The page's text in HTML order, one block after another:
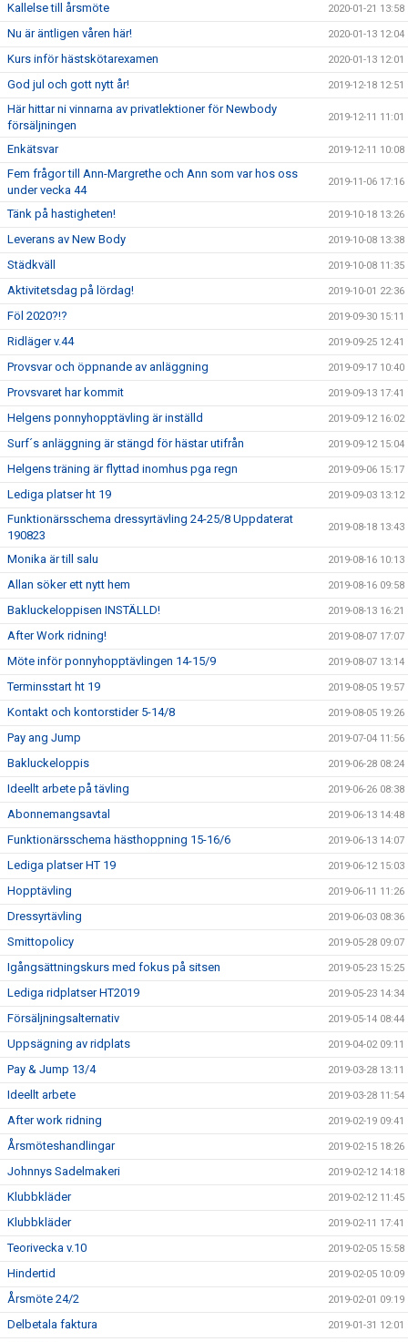
Kallelse till årsmöte 2020-01-21 13:58
Nu är äntligen våren här! 2020-01-13 12:04
Kurs inför hästskötarexamen 2020-01-13 12:01
God jul och gott nytt år! 2019-12-18 12:51
Här hittar ni vinnarna av privatlektioner för Newbody
försäljningen
2019-12-11 11:01
Enkätsvar 2019-12-11 10:08
Fem frågor till Ann-Margrethe och Ann som var hos oss
under vecka 44
2019-11-06 17:16
Tänk på hastigheten! 2019-10-18 13:26
Leverans av New Body 2019-10-08 13:38
Städkväll 2019-10-08 11:35
Aktivitetsdag på lördag! 2019-10-01 22:36
Föl 2020?!? 2019-09-30 15:11
Ridläger v.44 2019-09-25 12:41
Provsvar och öppnande av anläggning 2019-09-17 10:40
Provsvaret har kommit 2019-09-13 17:41
Helgens ponnyhopptävling är inställd 2019-09-12 16:02
Surf´s anläggning är stängd för hästar utifrån 2019-09-12 15:04
Helgens träning är flyttad inomhus pga regn 2019-09-06 15:17
Lediga platser ht 19 2019-09-03 13:12
Funktionärsschema dressyrtävling 24-25/8 Uppdaterat
190823
2019-08-18 13:43
Monika är till salu 2019-08-16 10:13
Allan söker ett nytt hem 2019-08-16 09:58
Bakluckeloppisen INSTÄLLD! 2019-08-13 16:21
After Work ridning! 2019-08-07 17:07
Möte inför ponnyhopptävlingen 14-15/9 2019-08-07 13:14
Terminsstart ht 19 2019-08-05 19:57
Kontakt och kontorstider 5-14/8 2019-08-05 19:26
Pay ang Jump 2019-07-04 11:56
Bakluckeloppis 2019-06-28 08:24
Ideellt arbete på tävling 2019-06-26 08:38
Abonnemangsavtal 2019-06-13 14:48
Funktionärsschema hästhoppning 15-16/6 2019-06-13 14:07
Lediga platser HT 19 2019-06-12 15:03
Hopptävling 2019-06-11 11:26
Dressyrtävling 2019-06-03 08:36
Smittopolicy 2019-05-28 09:07
Igångsättningskurs med fokus på sitsen 2019-05-23 15:25
Lediga ridplatser HT2019 2019-05-23 14:34
Försäljningsalternativ 2019-05-14 08:44
Uppsägning av ridplats 2019-04-02 09:11
Pay & Jump 13/4 2019-03-28 13:11
Ideellt arbete 2019-03-28 11:54
After work ridning 2019-02-19 09:41
Årsmöteshandlingar 2019-02-15 18:26
Johnnys Sadelmakeri 2019-02-12 14:18
Klubbkläder 2019-02-12 11:45
Klubbkläder 2019-02-11 17:41
Teorivecka v.10 2019-02-05 15:58
Hindertid 2019-02-05 10:09
Årsmöte 24/2 2019-02-01 09:19
Delbetala faktura 2019-01-31 12:01